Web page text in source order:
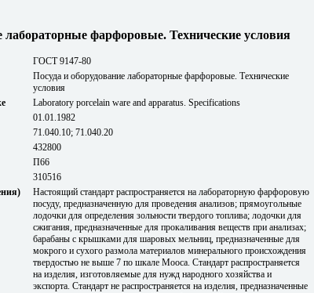
лабораторные фарфоровые. Технические условия
ГОСТ 9147-80
Посуда и оборудование лабораторные фарфоровые. Технические
условия
Laboratory porcelain ware and apparatus. Specifications
01.01.1982
71.040.10; 71.040.20
432800
П66
310516
Настоящий стандарт распространяется на лабораторную фарфоровую
посуду, предназначенную для проведения анализов; прямоугольные
лодочки для определения зольности твердого топлива; лодочки для
сжигания, предназначенные для прокаливания веществ при анализах;
барабаны с крышками для шаровых мельниц, предназначенные для
мокрого и сухого размола материалов минерального происхождения
твердостью не выше 7 по шкале Мооса. Стандарт распространяется
на изделия, изготовляемые для нужд народного хозяйства и
экспорта. Стандарт не распространяется на изделия, предназначенные